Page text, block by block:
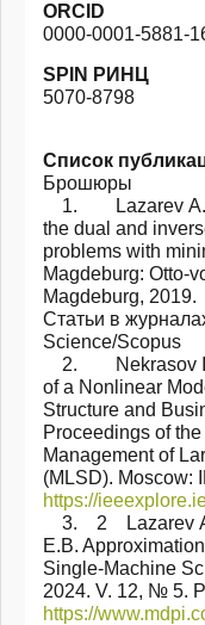
ORCID
0000-0001-5881-
SPIN РИНЦ
5070-8798
Список
Брошюры
1. Lazarev А.А.,
the dual and
problems with
Magdeburg: Otto-
Magdeburg, 2019.
Статьи в
Science/Scopus
2. Nekrasov
of a Nonlinear
Structure and
Proceedings of
Management of
(MLSD). Moscow:
https://
3. 2 Lazarev
E.B.
Single-Machine
2024. V. 12, № 5.
https://